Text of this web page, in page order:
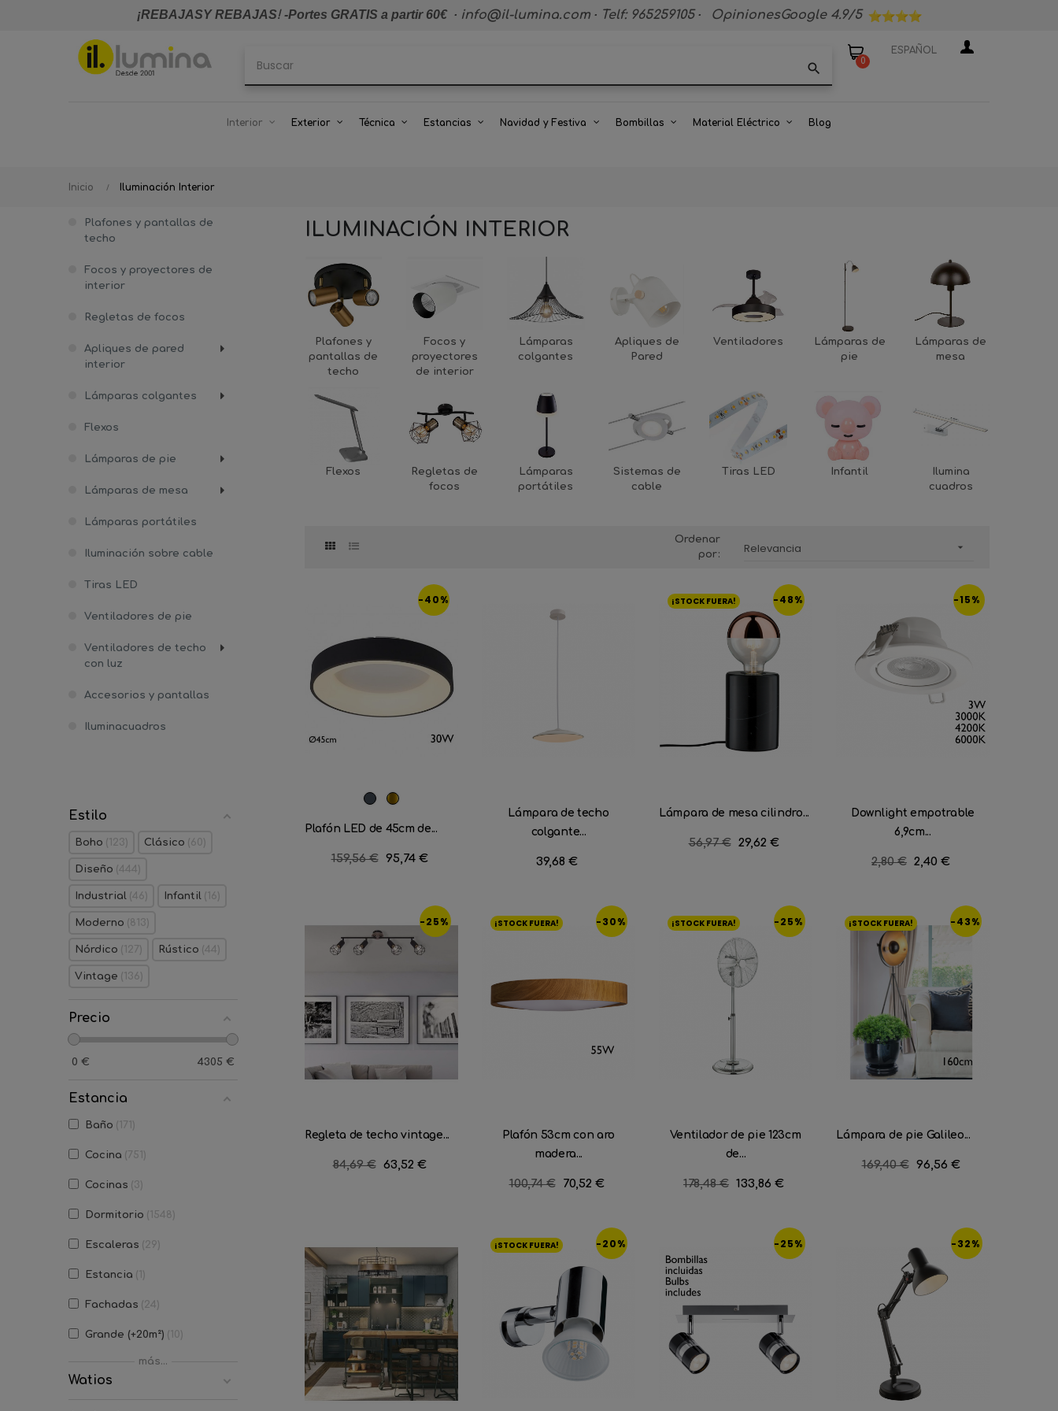
¡REBAJASY REBAJAS!-Portes GRATIS a partir 60€· info@il-lumina.com · Telf: 965259105 · OpinionesGoogle 4.9/5
search 0
ESPAÑOL
Interior Exterior Técnica Estancias Navidad y Festiva Bombillas Material Eléctrico Blog
Inicio Iluminación Interior
Plafones y pantallas de
techo
Focos y proyectores de
interior
Regletas de focos
Apliques de pared
interior
Lámparas colgantes
Flexos
Lámparas de pie
Lámparas de mesa
Lámparas portátiles
Iluminación sobre cable
Tiras LED
Ventiladores de pie
Ventiladores de techo
con luz
Accesorios y pantallas
Iluminacuadros
Estilo
Boho 123 Clásico 60
Diseño 444
Industrial 46 Infantil 16
Moderno 813
Nórdico 127 Rústico 44
Vintage 136
Precio
0 € 4305 €
Estancia
Baño 171
Cocina 751
Cocinas 3
Dormitorio 1548
Escaleras 29
Estancia 1
Fachadas 24
Grande (+20m²) 10
más...
Watios
ILUMINACIÓN INTERIOR
Plafones y
pantallas de
techo
Focos y
proyectores
de interior
Lámparas
colgantes
Apliques de
Pared
Ventiladores
Lámparas de
pie
Lámparas de
mesa
Flexos
Regletas de
focos
Lámparas
portátiles
Sistemas de
cable
Tiras LED Infantil
Ilumina
cuadros
Ordenar
por:
Relevancia 
-40%
NegroDorado
Plafón LED de 45cm de...
Precio
159,56 € Precio
95,74 €
Lámpara de techo
colgante...
Precio
39,68 €
-48%
¡STOCK FUERA!
Lámpara de mesa cilindro...
Precio
56,97 € Precio
29,62 €
-15%
Downlight empotrable
6,9cm...
Precio
2,80 € Precio
2,40 €
-25%
Regleta de techo vintage...
Precio
84,69 € Precio
63,52 €
-30%
¡STOCK FUERA!
Plafón 53cm con aro
madera...
Precio
100,74 € Precio
70,52 €
-25%
¡STOCK FUERA!
Ventilador de pie 123cm
de...
Precio
178,48 € Precio
133,86 €
-43%
¡STOCK FUERA!
Lámpara de pie Galileo...
Precio
169,40 € Precio
96,56 €
-20%
¡STOCK FUERA! -25% -32%